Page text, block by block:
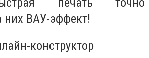
них ВАУ-эффект!
конструктор